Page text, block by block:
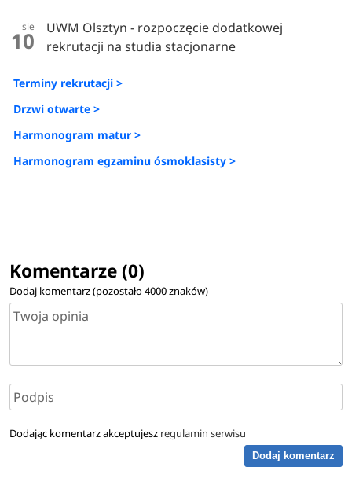
sie
10
UWM Olsztyn - rozpoczęcie dodatkowej
rekrutacji na studia stacjonarne
Terminy rekrutacji >
Drzwi otwarte >
Harmonogram matur >
Harmonogram egzaminu ósmoklasisty >
Komentarze (0)
Dodaj komentarz (pozostało4000znaków)
Dodając komentarz akceptujesz regulamin serwisu
Dodaj komentarz